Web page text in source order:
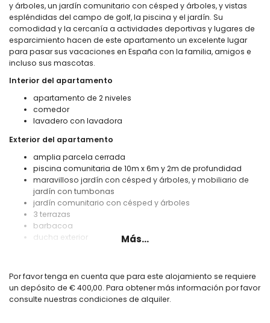
y árboles, un jardín comunitario con césped y árboles, y vistas
espléndidas del campo de golf, la piscina y el jardín. Su
comodidad y la cercanía a actividades deportivas y lugares de
esparcimiento hacen de este apartamento un excelente lugar
para pasar sus vacaciones en España con la familia, amigos e
incluso sus mascotas.
Interior del apartamento
apartamento de 2 niveles
comedor
lavadero con lavadora
Exterior del apartamento
amplia parcela cerrada
piscina comunitaria de 10m x 6m y 2m de profundidad
maravilloso jardín con césped y árboles, y mobiliario de
jardín con tumbonas
jardín comunitario con césped y árboles
3 terrazas
barbacoa
ducha exterior
Más información
pueblo más cercano: El Colorado (a menos de 4
Más...
Por favor tenga en cuenta que para este alojamiento se requiere
un depósito de € 400,00. Para obtener más información por favor
consulte nuestras condiciones de alquiler.